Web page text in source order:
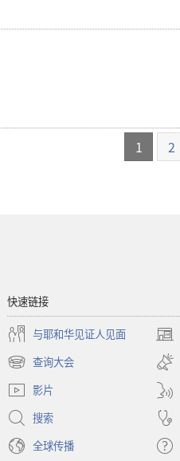
1 2
快速链接
与耶和华见证人见面
（打
开
新
窗
口）
查询大会
（打
开
新
窗
口）
影片
搜索
全球传播